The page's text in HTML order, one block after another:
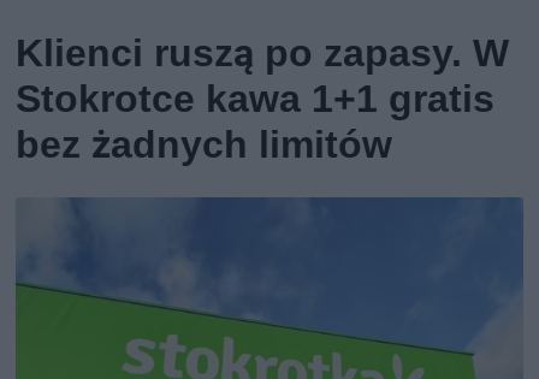
Klienci ruszą po zapasy. W
Stokrotce kawa 1+1 gratis
bez żadnych limitów